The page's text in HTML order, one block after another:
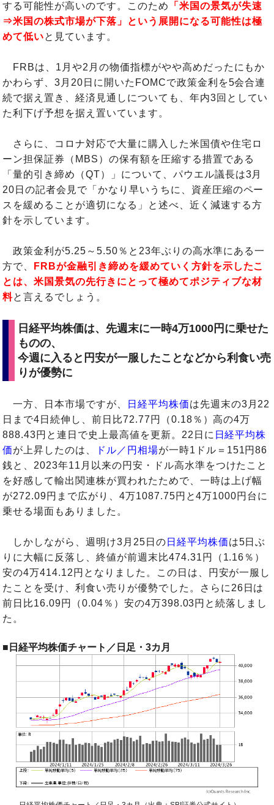
する可能性が高いのです。このため
「米国の景気が失速
⇒米国の株式市場が下落」という展開になる可能性は極
めて低いと見ています。
FRBは、1月や2月の物価指標がやや高めだったにもか
かわらず、3月20日に開いたFOMCで政策金利を5会合連
続で据え置き、経済見通しについても、年内3回としてい
た利下げ予想を据え置いています。
さらに、コロナ対応で大量に購入した米国債や住宅ロ
ーン担保証券（MBS）の保有額を圧縮する措置である
「量的引き締め（QT）」について、パウエル議長は3月
20日の記者会見で「かなり早いうちに、資産圧縮のペー
スを緩めることが適切になる」と述べ、近く減速する方
針を示しています。
政策金利が5.25～5.50％と23年ぶりの高水準にある一
方で、
FRBが金融引き締めを緩めていく方針を示したこ
とは、米国景気の先行きにとって極めてポジティブな材
料と言えるでしょう。
日経平均株価は、先週末に一時4万1000円に乗せた
ものの、
今週に入ると円安が一服したことなどから利食い売
りが優勢に
一方、日本市場ですが、 日経平均株価は先週末の3月22
日まで4日続伸し、前日比72.77円（0.18％）高の4万
888.43円と連日で史上最高値を更新。22日に 日経平均株
価が上昇したのは、 ドル／円相場が一時1ドル＝151円86
銭と、2023年11月以来の円安・ドル高水準をつけたこと
を好感して輸出関連株が買われたためで、一時は上げ幅
が272.09円まで広がり、4万1087.75円と4万1000円台に
乗せる場面もありました。
しかしながら、週明け3月25日の 日経平均株価は5日ぶ
りに大幅に反落し、終値が前週末比474.31円（1.16％）
安の4万414.12円となりました。この日は、円安が一服し
たことを受け、利食い売りが優勢でした。さらに26日は
前日比16.09円（0.04％）安の4万398.03円と続落しまし
た。
■日経平均株価チャート／日足・3カ月